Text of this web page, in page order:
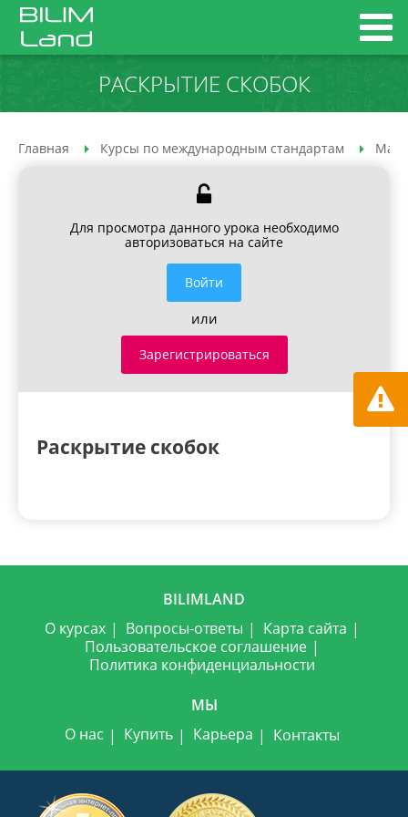
РАСКРЫТИЕ СКОБОК
Главная Курсы по международным стандартам
Для просмотра данного урока необходимо
авторизоваться на сайте
Войти
или
Зарегистрироваться
Раскрытие скобок
BILIMLAND
О курсах
Вопросы-ответы
Карта сайта
Пользовательское соглашение
Политика конфиденциальности
МЫ
О нас
Купить Карьера Контакты